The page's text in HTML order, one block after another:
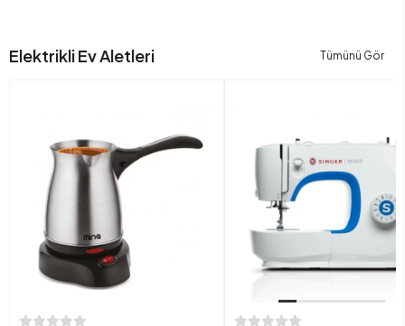
Elektrikli Ev Aletleri Tümünü Gör